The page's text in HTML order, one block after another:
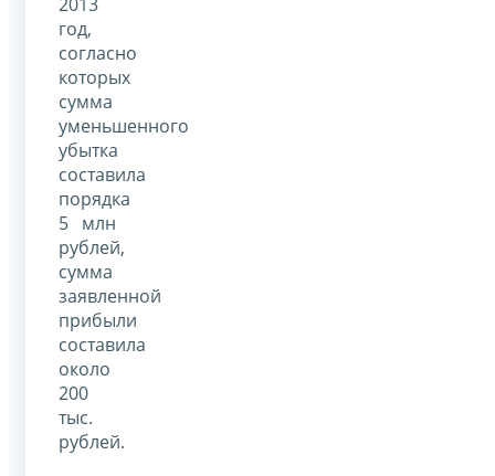
год,
согласно
которых
сумма
уменьшенного
убытка
составила
порядка
5 млн
рублей,
сумма
заявленной
прибыли
составила
около
200
тыс.
рублей.